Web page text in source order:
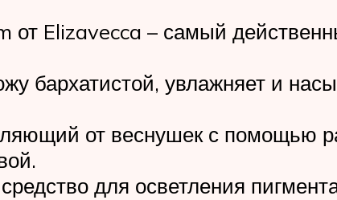
от Elizavecca – самый
бархатистой, увлажняет и
от веснушек с помощью
для осветления